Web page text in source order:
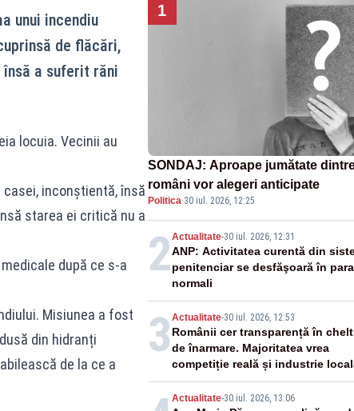
unui incendiu
de flăcări,
a suferit răni
locuia. Vecinii au
inconștientă, însă
starea ei critică nu a
după ce s-a
Misiunea a fost
din hidranți
de la ce a
1
SONDAJ: Aproape jumătate
români vor alegeri anticipate
Politica·30 iul. 2026, 12:25
2Actualitate-30 iul. 2026, 12:31
ANP: Activitatea curentă din
penitenciar se desfăşoară în
normali
3 Actualitate-30 iul. 2026, 12:53
Românii cer transparență în
de înarmare. Majoritatea vrea
competiție reală și industrie
SONDAJ
Actualitate-30 iul. 2026, 13:06